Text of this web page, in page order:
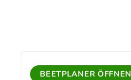
BEETPLANER ÖFFNEN